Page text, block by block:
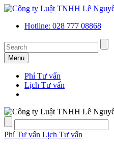
Hotline: 028 777 08868
Menu
Phí Tư vấn
Lịch Tư vấn
Phí Tư vấn Lịch Tư vấn